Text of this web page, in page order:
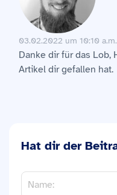
03.02.2022 um 10:10
Danke dir für das Lob,
Artikel dir gefallen hat.
Hat dir der